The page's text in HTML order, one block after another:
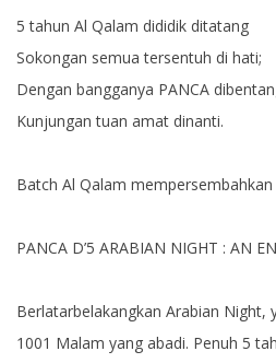
5 tahun Al Qalam dididik ditatang
Sokongan semua tersentuh di hati;
Dengan bangganya PANCA
Kunjungan tuan amat dinanti.
Batch Al Qalam mempersembahkan
PANCA D’5 ARABIAN NIGHT : AN
Berlatarbelakangkan Arabian Night,
1001 Malam yang abadi. Penuh 5